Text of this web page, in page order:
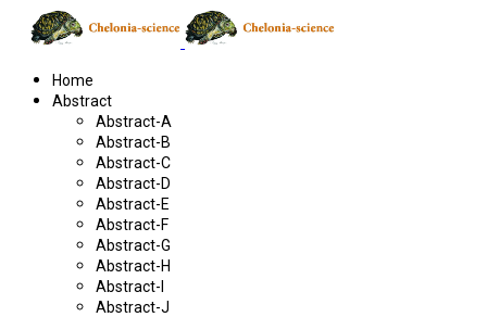
Home
Abstract
Abstract-A
Abstract-B
Abstract-C
Abstract-D
Abstract-E
Abstract-F
Abstract-G
Abstract-H
Abstract-I
Abstract-J